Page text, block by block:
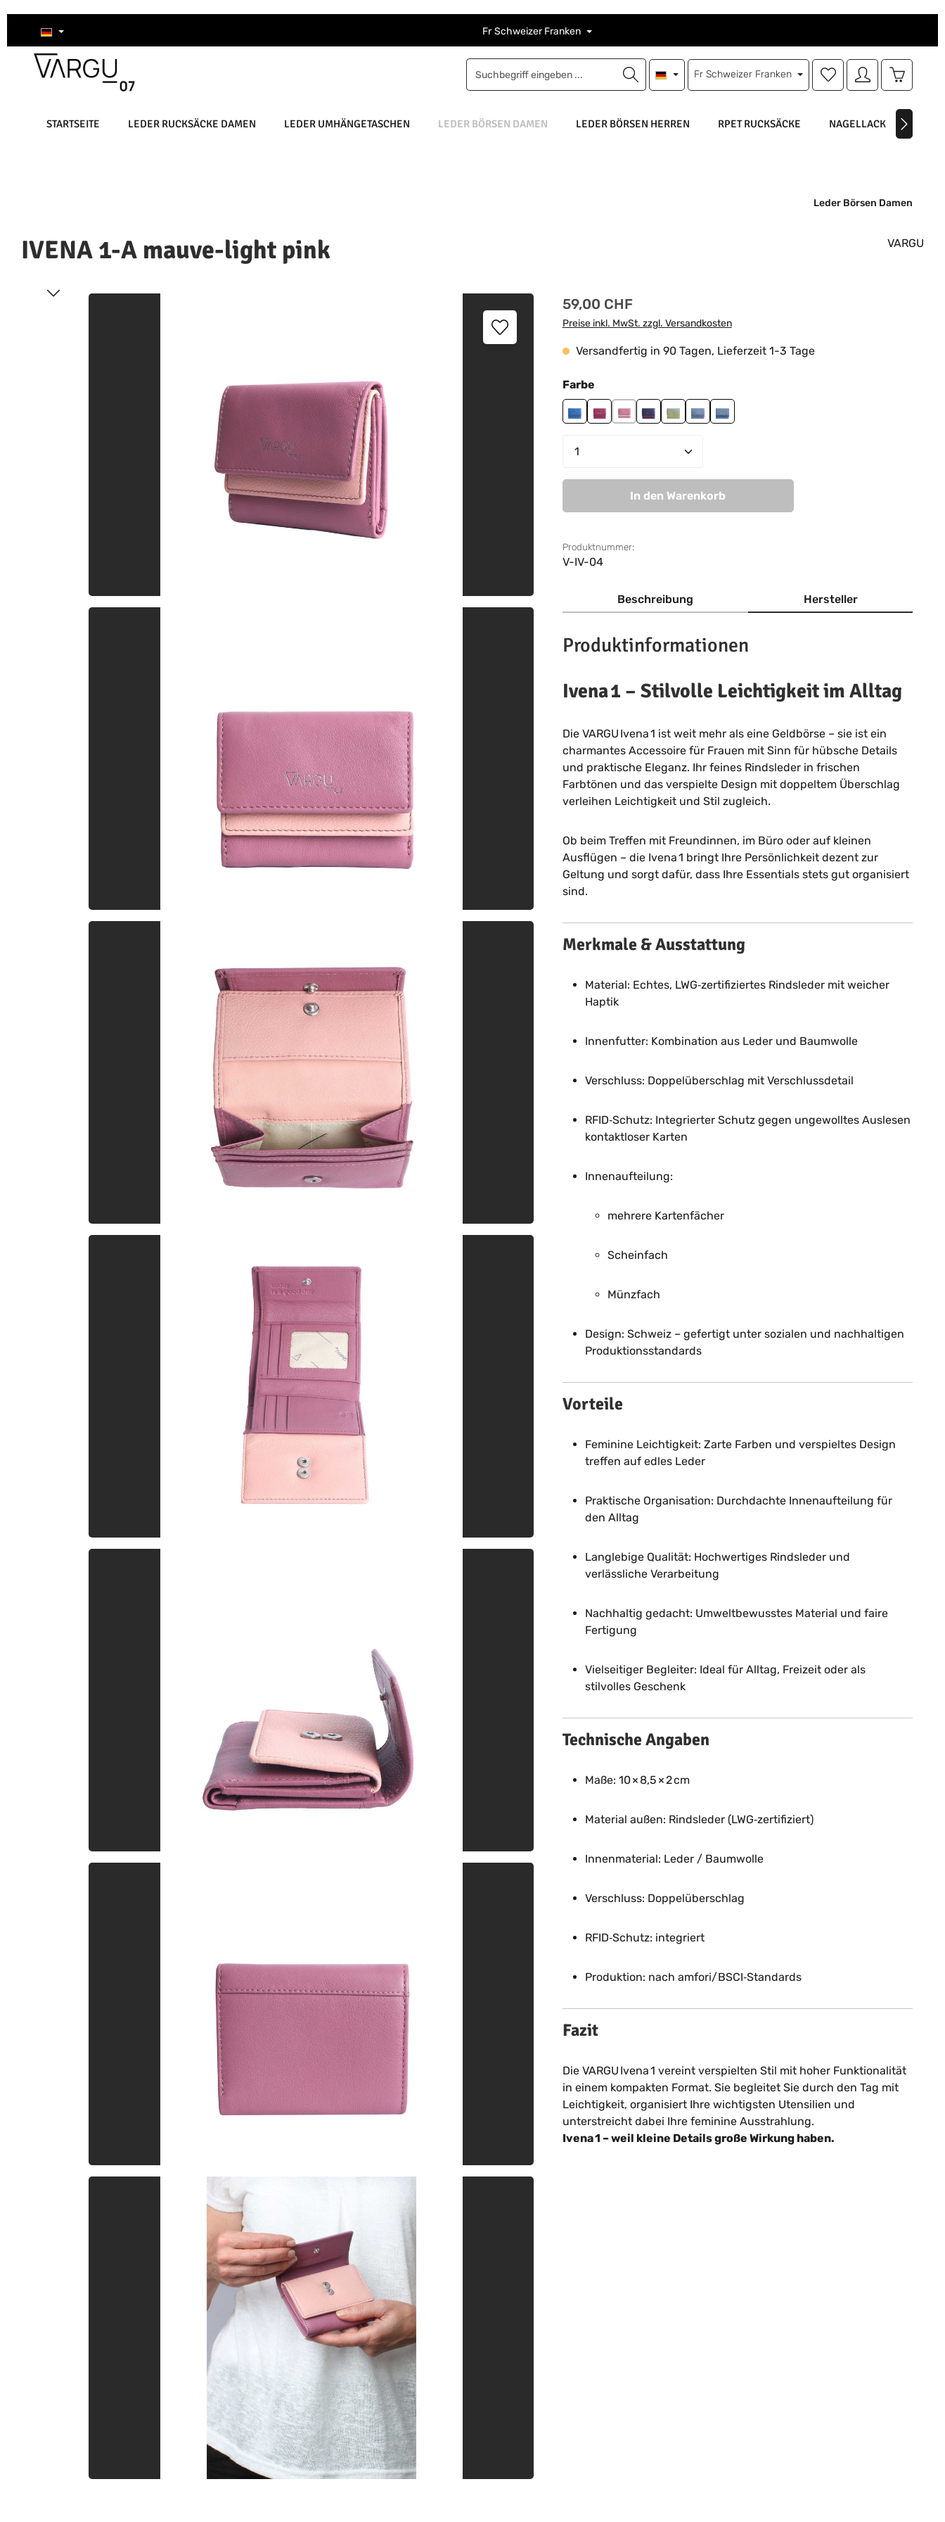
Hauptinhalt springen
Zur Suche springen
Zur Hauptnavigation springen Fr Schweizer Franken
Fr Schweizer Franken
Du hast 0 Produkte auf
STARTSEITE LEDER RUCKSÄCKE DAMEN LEDER UMHÄNGETASCHEN LEDER BÖRSEN DAMEN LEDER BÖRSEN HERREN RPET RUCKSÄCKE NAGELLACK
Leder Börsen Damen
IVENA 1-A mauve-light pink VARGU
Bildergalerie überspringen Regulärer Preis:
59,00 CHF
Preise inkl. MwSt. zzgl. Versandkosten
Versandfertig in 90 Tagen, Lieferzeit 1-3 Tage
Farbeauswählen
blue cranberrymauve-light pink
purple-cranberry
sage green-lime green
sky bluesky blue-blue
Produkt Anzahl: Gib den gewünschten Wert
In den Warenkorb
Produktnummer:
V-IV-04
Beschreibung Hersteller
Produktinformationen
Ivena 1 – Stilvolle Leichtigkeit im Alltag
Die VARGU Ivena 1 ist weit mehr als eine Geldbörse – sie ist ein
charmantes Accessoire für Frauen mit Sinn für hübsche Details
und praktische Eleganz. Ihr feines Rindsleder in frischen
Farbtönen und das verspielte Design mit doppeltem Überschlag
verleihen Leichtigkeit und Stil zugleich.
Ob beim Treffen mit Freundinnen, im Büro oder auf kleinen
Ausflügen – die Ivena 1 bringt Ihre Persönlichkeit dezent zur
Geltung und sorgt dafür, dass Ihre Essentials stets gut organisiert
sind.
Merkmale & Ausstattung
Material: Echtes, LWG‑zertifiziertes Rindsleder mit weicher
Haptik
Innenfutter: Kombination aus Leder und Baumwolle
Verschluss: Doppelüberschlag mit Verschlussdetail
RFID‑Schutz: Integrierter Schutz gegen ungewolltes Auslesen
kontaktloser Karten
Innenaufteilung:
mehrere Kartenfächer
Scheinfach
Münzfach
Design: Schweiz – gefertigt unter sozialen und nachhaltigen
Produktionsstandards
Vorteile
Feminine Leichtigkeit: Zarte Farben und verspieltes Design
treffen auf edles Leder
Praktische Organisation: Durchdachte Innenaufteilung für
den Alltag
Langlebige Qualität: Hochwertiges Rindsleder und
verlässliche Verarbeitung
Nachhaltig gedacht: Umweltbewusstes Material und faire
Fertigung
Vielseitiger Begleiter: Ideal für Alltag, Freizeit oder als
stilvolles Geschenk
Technische Angaben
Maße: 10 × 8,5 × 2 cm
Material außen: Rindsleder (LWG‑zertifiziert)
Innenmaterial: Leder / Baumwolle
Verschluss: Doppelüberschlag
RFID‑Schutz: integriert
Produktion: nach amfori/BSCI‑Standards
Fazit
Die VARGU Ivena 1 vereint verspielten Stil mit hoher Funktionalität
in einem kompakten Format. Sie begleitet Sie durch den Tag mit
Leichtigkeit, organisiert Ihre wichtigsten Utensilien und
unterstreicht dabei Ihre feminine Ausstrahlung.
Ivena 1 – weil kleine Details große Wirkung haben.